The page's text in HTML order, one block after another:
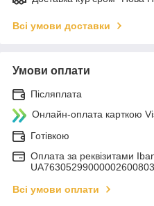
Всі умови доставки
Умови оплати
Післяплата
Онлайн-оплата карткою
Готівкою
Оплата за реквізитами
Всі умови оплати